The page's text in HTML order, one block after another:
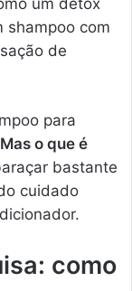
um detox
shampoo com
de
para
Mas o que é
bastante
cuidado
como